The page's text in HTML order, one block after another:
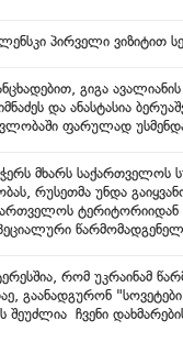
პირველი ვიზიტით
გიგა
და ანასტასია
ფარულად
მხარს საქართველოს
რუსეთმა უნდა
ტერიტორიიდან
რომ უკრაინამ
გაანადგურონ
შეუძლია ჩვენი